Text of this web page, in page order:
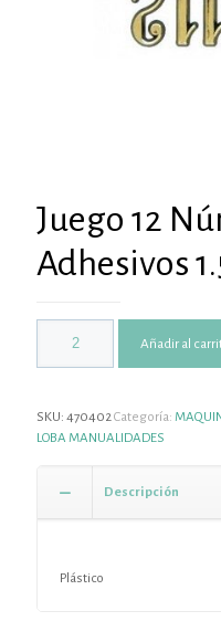
Juego 12
Adhesivos
Añadir al
SKU: 470402Categoría:
LOBA MANUALIDADES
Descripción
Plástico